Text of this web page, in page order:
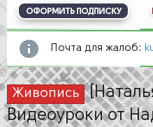
ОФОРМИТЬ ПОДПИСКУ
Почта для жалоб:
Живопись
Видеоуроки от